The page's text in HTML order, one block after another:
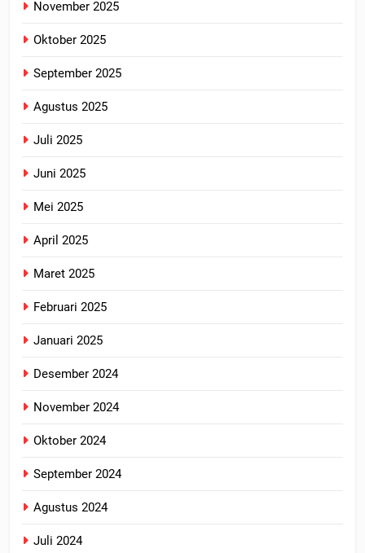
November 2025
Oktober 2025
September 2025
Agustus 2025
Juli 2025
Juni 2025
Mei 2025
April 2025
Maret 2025
Februari 2025
Januari 2025
Desember 2024
November 2024
Oktober 2024
September 2024
Agustus 2024
Juli 2024